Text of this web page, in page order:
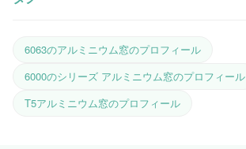
6063のアルミニウム窓のプロフィール
6000のシリーズ アルミニウム窓のプロフィール
T5アルミニウム窓のプロフィール